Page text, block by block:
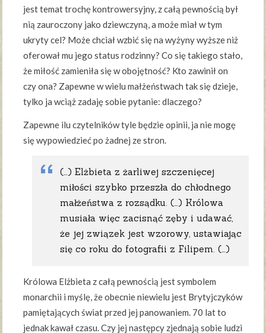
jest temat trochę kontrowersyjny, z całą pewnością był
nią zauroczony jako dziewczyną, a może miał w tym
ukryty cel? Może chciał wzbić się na wyżyny wyższe niż
oferował mu jego status rodzinny? Co się takiego stało,
że miłość zamieniła się w obojętność? Kto zawinił on
czy ona? Zapewne w wielu małżeństwach tak się dzieje,
tylko ja wciąż zadaję sobie pytanie: dlaczego?
Zapewne ilu czytelników tyle będzie opinii, ja nie mogę
się wypowiedzieć po żadnej ze stron.
(…) Elżbieta z żarliwej szczenięcej
miłości szybko przeszła do chłodnego
małżeństwa z rozsądku. (…) Królowa
musiała więc zacisnąć zęby i udawać,
że jej związek jest wzorowy, ustawiając
się co roku do fotografii z Filipem. (…)
Królowa Elżbieta z całą pewnością jest symbolem
monarchii i myślę, że obecnie niewielu jest Brytyjczyków
pamiętających świat przed jej panowaniem. 70 lat to
jednak kawał czasu. Czy jej następcy zjednają sobie ludzi